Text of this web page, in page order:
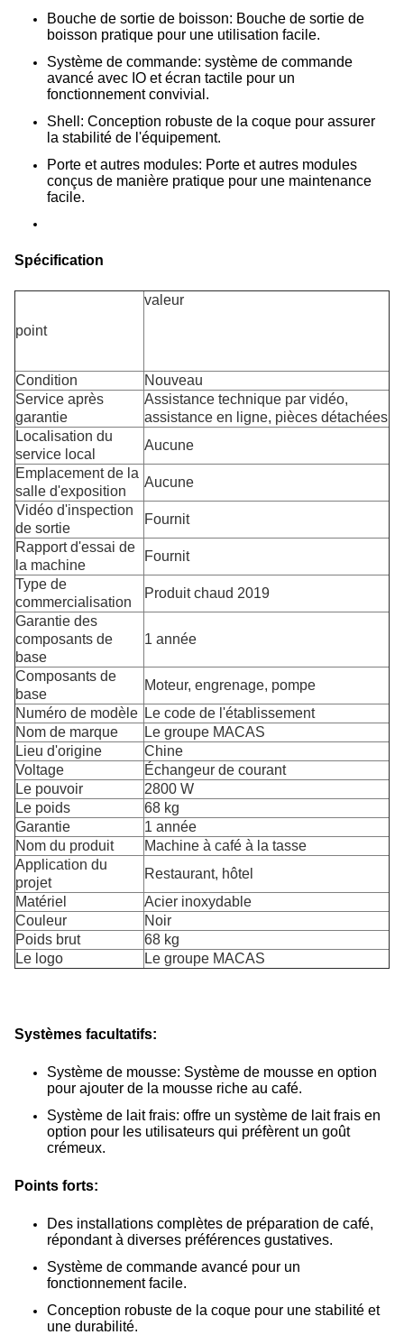
Bouche de sortie de boisson: Bouche de sortie de
boisson pratique pour une utilisation facile.
Système de commande: système de commande
avancé avec IO et écran tactile pour un
fonctionnement convivial.
Shell: Conception robuste de la coque pour assurer
la stabilité de l'équipement.
Porte et autres modules: Porte et autres modules
conçus de manière pratique pour une maintenance
facile.
Spécification
point
valeur
Condition
Nouveau
Service après
garantie
Assistance technique par vidéo,
assistance en ligne, pièces détachées
Localisation du
service local
Aucune
Emplacement de la
salle d'exposition
Aucune
Vidéo d'inspection
de sortie
Fournit
Rapport d'essai de
la machine
Fournit
Type de
commercialisation
Produit chaud 2019
Garantie des
composants de
base
1 année
Composants de
base
Moteur, engrenage, pompe
Numéro de modèle Le code de l'établissement
Nom de marque
Le groupe MACAS
Lieu d'origine
Chine
Voltage
Échangeur de courant
Le pouvoir
2800 W
Le poids
68 kg
Garantie
1 année
Nom du produit
Machine à café à la tasse
Application du
projet
Restaurant, hôtel
Matériel
Acier inoxydable
Couleur
Noir
Poids brut
68 kg
Le logo
Le groupe MACAS
Systèmes facultatifs:
Système de mousse: Système de mousse en option
pour ajouter de la mousse riche au café.
Système de lait frais: offre un système de lait frais en
option pour les utilisateurs qui préfèrent un goût
crémeux.
Points forts:
Des installations complètes de préparation de café,
répondant à diverses préférences gustatives.
Système de commande avancé pour un
fonctionnement facile.
Conception robuste de la coque pour une stabilité et
une durabilité.